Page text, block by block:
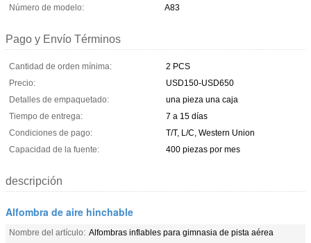
Número de modelo:
A83
Pago y Envío Términos
Cantidad de orden mínima:
2 PCS
Precio:
USD150-USD650
Detalles de empaquetado:
una pieza una caja
Tiempo de entrega:
7 a 15 días
Condiciones de pago:
T/T, L/C, Western Union
Capacidad de la fuente:
400 piezas por mes
descripción
Alfombra de aire hinchable
Nombre del artículo: Alfombras inflables para gimnasia de pista aérea